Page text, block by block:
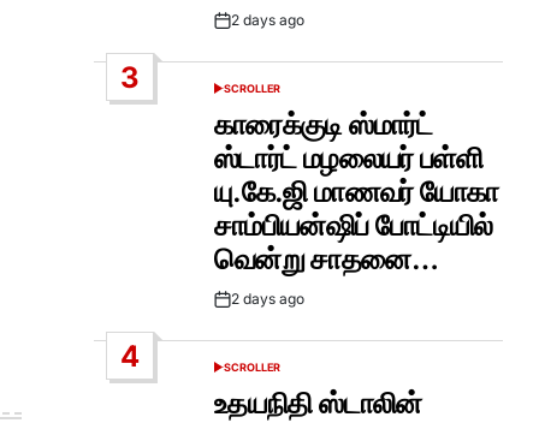
Post2 days ago
3
POSTED
SCROLLER
காரைக்குடி ஸ்மார்ட்
ஸ்டார்ட் மழலையர் பள்ளி
யு.கே.ஜி மாணவர் யோகா
சாம்பியன்ஷிப் போட்டியில்
வென்று சாதனை…
Post2 days ago
4
POSTED
SCROLLER
உதயநிதி ஸ்டாலின்